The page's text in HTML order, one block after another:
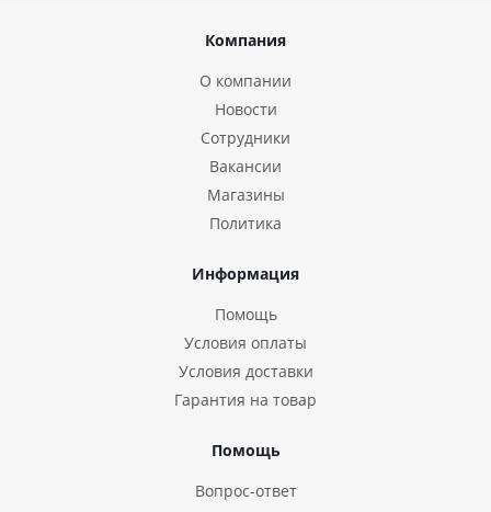
Компания
О компании
Новости
Сотрудники
Вакансии
Магазины
Политика
Информация
Помощь
Условия оплаты
Условия доставки
Гарантия на товар
Помощь
Вопрос-ответ